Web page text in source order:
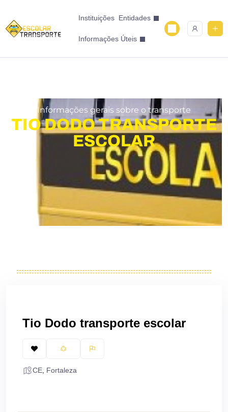
Instituições Entidades
Informações Úteis
Informações gerais sobre o transporte
TIO DODO TRANSPORTE
ESCOLAR
Tio Dodo transporte escolar
CE Fortaleza